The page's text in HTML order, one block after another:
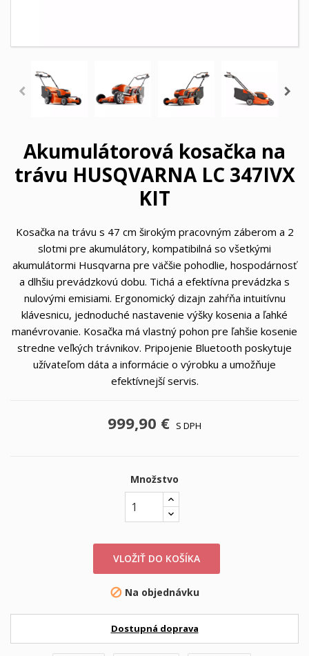
Akumulátorová kosačka na
trávu HUSQVARNA LC 347IVX
KIT
Kosačka na trávu s 47 cm širokým pracovným záberom a 2
slotmi pre akumulátory, kompatibilná so všetkými
akumulátormi Husqvarna pre väčšie pohodlie, hospodárnosť
a dlhšiu prevádzkovú dobu. Tichá a efektívna prevádzka s
nulovými emisiami. Ergonomický dizajn zahŕňa intuitívnu
klávesnicu, jednoduché nastavenie výšky kosenia a ľahké
manévrovanie. Kosačka má vlastný pohon pre ľahšie kosenie
stredne veľkých trávnikov. Pripojenie Bluetooth poskytuje
užívateľom dáta a informácie o výrobku a umožňuje
efektívnejší servis.
999,90 € S DPH
Množstvo
VLOŽIŤ DO KOŠÍKA
 Na objednávku
Dostupná doprava